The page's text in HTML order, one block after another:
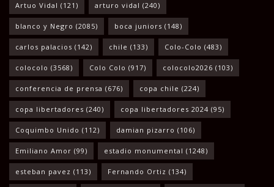
Artuo Vidal (121) arturo vidal (240)
blanco y Negro (2085) boca juniors (148)
carlos palacios (142) chile (133) Colo-Colo (483)
colocolo (3568) Colo Colo (917) colocolo2026 (103)
conferencia de prensa (676) copa chile (224)
copa libertadores (240) copa libertadores 2024 (95)
Coquimbo Unido (112) damian pizarro (106)
Emiliano Amor (99) estadio monumental (1248)
esteban pavez (113) Fernando Ortiz (134)